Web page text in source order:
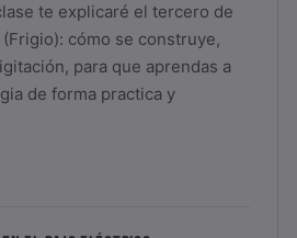
te explicaré el tercero de
cómo se construye,
para que aprendas a
de forma practica y